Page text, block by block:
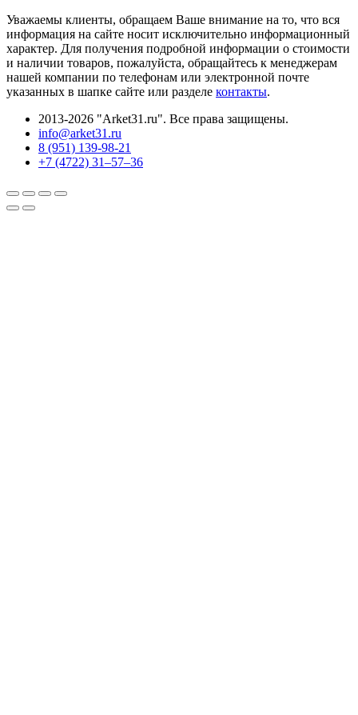
Уважаемы клиенты, обращаем Ваше внимание на то, что вся
информация на сайте носит исключительно информационный
характер. Для получения подробной информации о стоимости
и наличии товаров, пожалуйста, обращайтесь к менеджерам
нашей компании по телефонам или электронной почте
указанных в шапке сайте или разделе контакты.
2013-2026 "Arket31.ru". Все права защищены.
info@arket31.ru
8 (951) 139-98-21
+7 (4722) 31‒57‒36